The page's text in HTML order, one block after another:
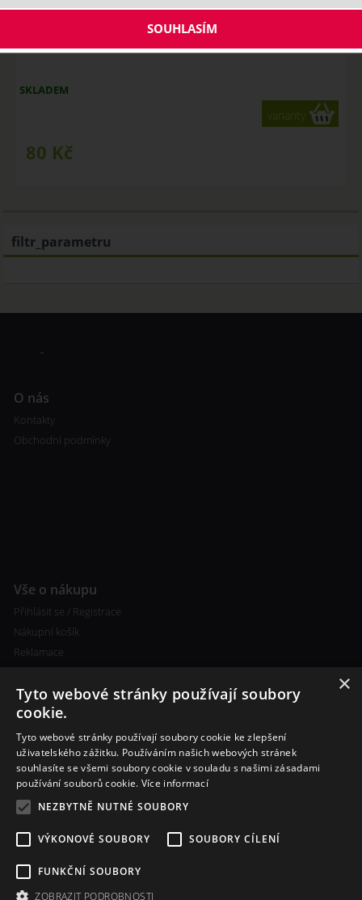
VooPoo PnP žhavící hlavy
SKLADEM
varianty
80 Kč
filtr_parametru
O nás
Kontakty
Obchodní podmínky
Vše o nákupu
Přihlásit se / Registrace
Nákupní košík
Reklamace
Další informace
Ceny poštovného
×
Tyto webové stránky používají soubory
cookie.
Tyto webové stránky používají soubory cookie ke zlepšení
uživatelského zážitku. Používáním našich webových stránek
souhlasíte se všemi soubory cookie v souladu s našimi zásadami
používání souborů cookie. Více informací
NEZBYTNĚ NUTNÉ SOUBORY
VÝKONOVÉ SOUBORY SOUBORY CÍLENÍ
FUNKČNÍ SOUBORY
ZOBRAZIT PODROBNOSTI